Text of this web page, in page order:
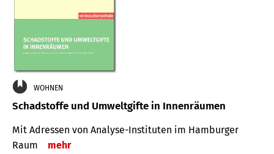
WOHNEN
Schadstoffe und Umweltgifte in Innenräumen
Mit Adressen von Analyse-Insti­tuten im Hamburger
Raum
mehr